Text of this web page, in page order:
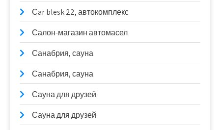
Сar blesk 22, автокомплекс
Салон-магазин автомасел
Санабрия, сауна
Санабрия, сауна
Сауна для друзей
Сауна для друзей